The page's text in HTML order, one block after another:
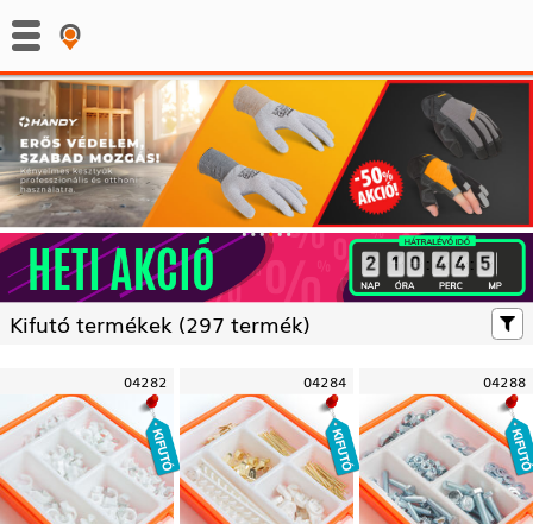
: :
Kifutó termékek (297 termék)
04282 04284 04288